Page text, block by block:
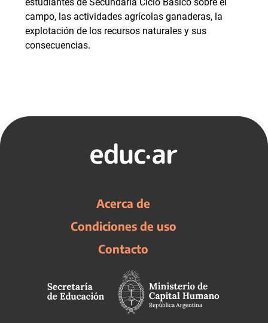
campo, las actividades agrícolas ganaderas, la
explotación de los recursos naturales y sus
consecuencias.
Acerca de
Condiciones de uso
Contacto